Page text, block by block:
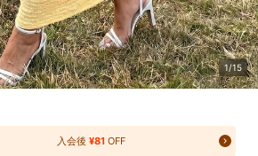
1/15
入会後¥81 OFF